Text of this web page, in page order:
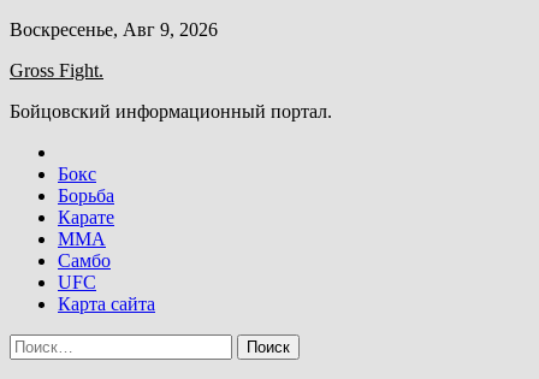
Skip
content
Воскресенье, Авг 9, 2026
Gross Fight.
Бойцовский информационный портал.
Бокс
Борьба
Карате
ММА
Самбо
UFC
Карта сайта
Найти: